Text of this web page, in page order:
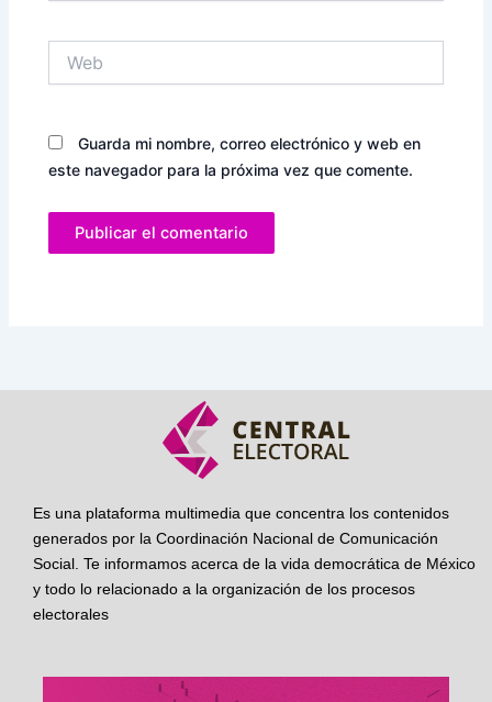
Guarda mi nombre, correo electrónico y web en
este navegador para la próxima vez que comente.
Es una plataforma multimedia que concentra los contenidos
generados por la Coordinación Nacional de Comunicación
Social. Te informamos acerca de la vida democrática de México
y todo lo relacionado a la organización de los procesos
electorales